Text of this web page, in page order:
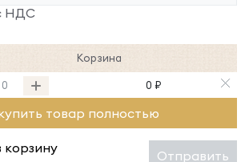
НДС
Корзина
0 ₽
товар полностью
Отправить